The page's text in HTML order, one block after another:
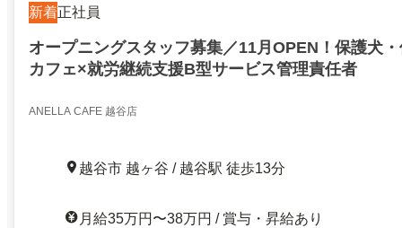
新着正社員
オープニングスタッフ募集／11月OPEN！保護犬
カフェ×就労継続支援B型サービス管理責任者
ANELLA CAFE 越谷店
越谷市 越ヶ谷 / 越谷駅 徒歩13分
月給35万円〜38万円 / 賞与・昇給あり